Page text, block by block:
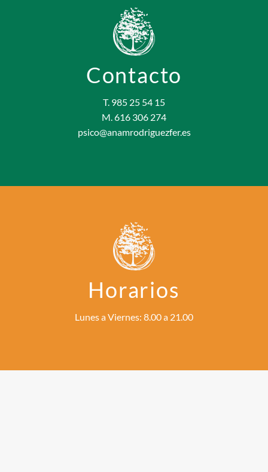
Contacto
T. 985 25 54 15
M. 616 306 274
psico@anamrodriguezfer.es
Horarios
Lunes a Viernes: 8.00 a 21.00